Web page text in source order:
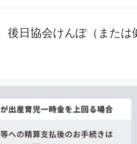
後日協会けんぽ（または